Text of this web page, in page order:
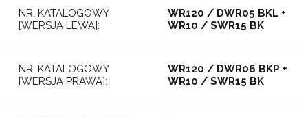
NR. KATALOGOWY
[WERSJA LEWA]:
WR120 / DWR05 BKL +
WR10 / SWR15 BK
NR. KATALOGOWY
[WERSJA PRAWA]:
WR120 / DWR06 BKP +
WR10 / SWR15 BK